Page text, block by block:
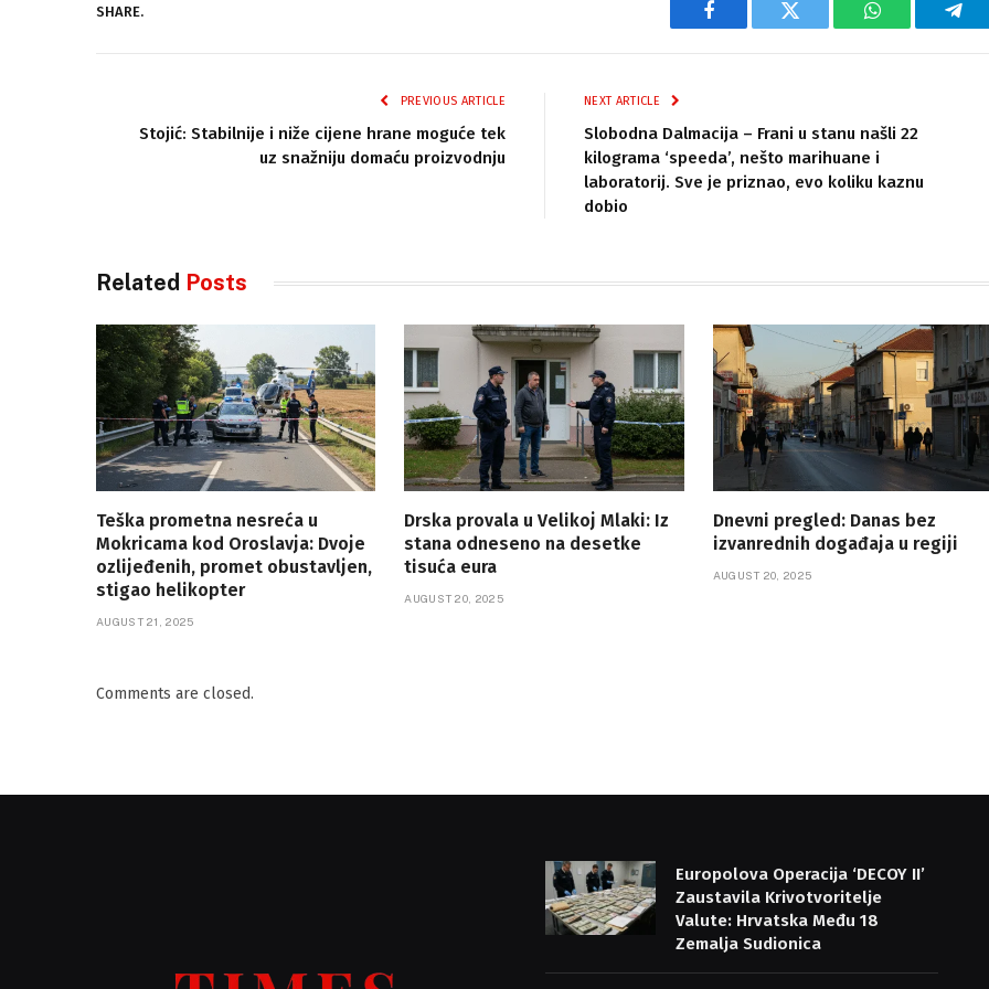
SHARE.
Facebook Twitter WhatsApp
PREVIOUS ARTICLE
Stojić: Stabilnije i niže cijene hrane moguće tek
uz snažniju domaću proizvodnju
NEXT ARTICLE
Slobodna Dalmacija – Frani u stanu našli 22
kilograma ‘speeda’, nešto marihuane i
laboratorij. Sve je priznao, evo koliku kaznu
dobio
Related Posts
Teška prometna nesreća u
Mokricama kod Oroslavja: Dvoje
ozlijeđenih, promet obustavljen,
stigao helikopter
AUGUST 21, 2025
Drska provala u Velikoj Mlaki: Iz
stana odneseno na desetke
tisuća eura
AUGUST 20, 2025
Dnevni pregled: Danas bez
izvanrednih događaja u regiji
AUGUST 20, 2025
Comments are closed.
Europolova Operacija ‘DECOY II’
Zaustavila Krivotvoritelje
Valute: Hrvatska Među 18
Zemalja Sudionica